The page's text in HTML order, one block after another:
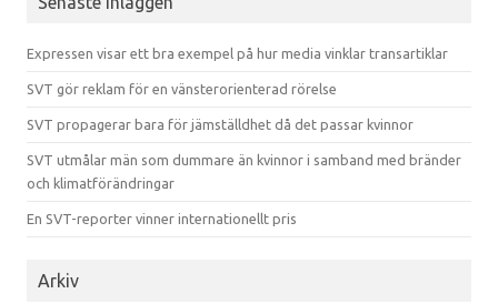
Expressen visar ett bra exempel på hur media vinklar transartiklar
SVT gör reklam för en vänsterorienterad rörelse
SVT propagerar bara för jämställdhet då det passar kvinnor
SVT utmålar män som dummare än kvinnor i samband med bränder
och klimatförändringar
En SVT-reporter vinner internationellt pris
Arkiv